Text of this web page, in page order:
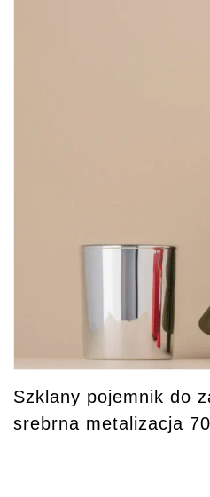
Szklany pojemnik do
srebrna metalizacja